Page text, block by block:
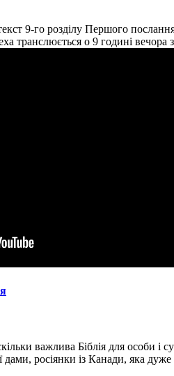
9-го розділу Першого
транслюється о 9 годині вечора
важлива Біблія для особи і
дами, росіянки із Канади, яка